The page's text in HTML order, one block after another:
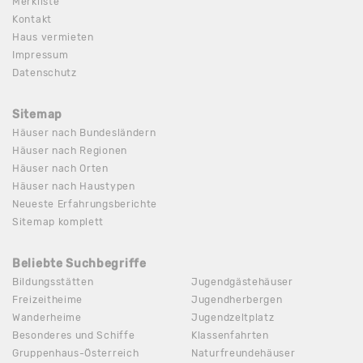
Kontakt
Haus vermieten
Impressum
Datenschutz
Sitemap
Häuser nach Bundesländern
Häuser nach Regionen
Häuser nach Orten
Häuser nach Haustypen
Neueste Erfahrungsberichte
Sitemap komplett
Beliebte Suchbegriffe
Bildungsstätten
Freizeitheime
Wanderheime
Besonderes und Schiffe
Gruppenhaus-Österreich
Jugendgästehäuser
Jugendherbergen
Jugendzeltplatz
Klassenfahrten
Naturfreundehäuser